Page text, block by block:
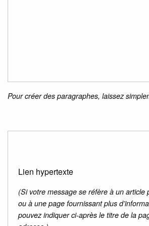
Pour créer des paragraphes, laissez
Lien hypertexte
(Si votre message se réfère à un article
ou à une page fournissant plus
pouvez indiquer ci-après le titre de la